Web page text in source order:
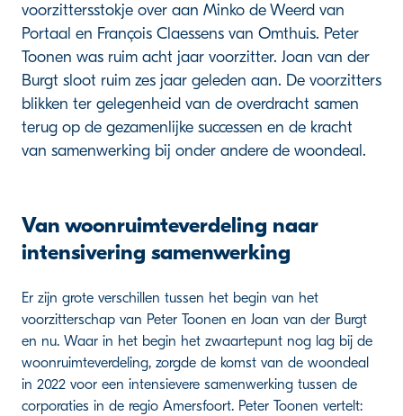
voorzittersstokje over aan Minko de Weerd van
Portaal en François Claessens van Omthuis. Peter
Toonen was ruim acht jaar voorzitter. Joan van der
Burgt sloot ruim zes jaar geleden aan. De voorzitters
blikken ter gelegenheid van de overdracht samen
terug op de gezamenlijke successen en de kracht
van samenwerking bij onder andere de woondeal.
Van woonruimteverdeling naar
intensivering samenwerking
Er zijn grote verschillen tussen het begin van het
voorzitterschap van Peter Toonen en Joan van der Burgt
en nu. Waar in het begin het zwaartepunt nog lag bij de
woonruimteverdeling, zorgde de komst van de woondeal
in 2022 voor een intensievere samenwerking tussen de
corporaties in de regio Amersfoort. Peter Toonen vertelt: